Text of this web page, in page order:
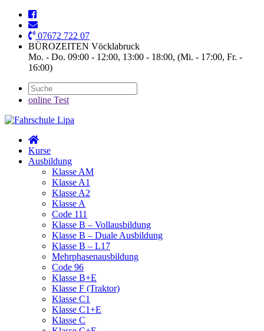
07672 722 07
BÜROZEITEN Vöcklabruck
Mo. - Do. 09:00 - 12:00, 13:00 - 18:00, (Mi. - 17:00, Fr. -
16:00)
online Test
Kurse
Ausbildung
Klasse AM
Klasse A1
Klasse A2
Klasse A
Code 111
Klasse B – Vollausbildung
Klasse B – Duale Ausbildung
Klasse B – L17
Mehrphasenausbildung
Code 96
Klasse B+E
Klasse F (Traktor)
Klasse C1
Klasse C1+E
Klasse C